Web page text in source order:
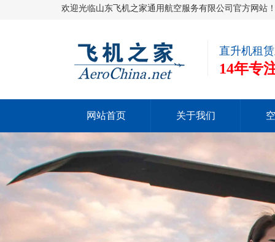
欢迎光临山东飞机之家通用航空服务有限公司官方网站
直升机租
14年专
网站首页 关于我们